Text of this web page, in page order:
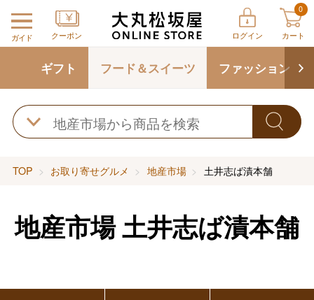
ガイド クーポン ログイン
0
カート
ギフト フード＆スイーツ ファッション
TOP お取り寄せグルメ 地産市場 土井志ば漬本舗
地産市場 土井志ば漬本舗